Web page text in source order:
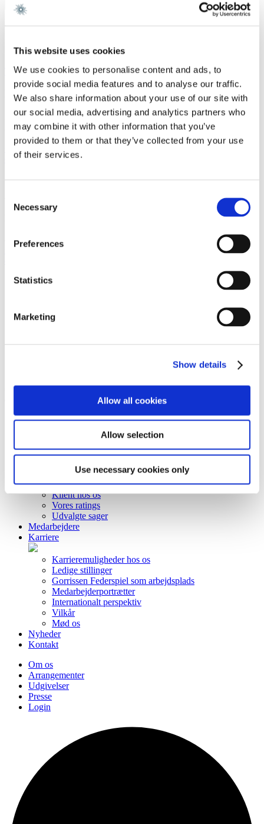
This website uses cookies
We use cookies to personalise content and ads, to
provide social media features and to analyse our traffic.
We also share information about your use of our site with
our social media, advertising and analytics partners who
may combine it with other information that you’ve
provided to them or that they’ve collected from your use
of their services.
Selection
Necessary
Preferences
Statistics
Marketing
Show details
Allow all cookies
Allow selection
Use necessary cookies only
Vi er et førende dansk advokatfirma med
stærke internationale relationer.
Tilmeld dig nyheder og arrangementer
København
Axel Towers
Axeltorv 2
1609 København V
+45 33 41 41 41
contact@gorrissenfederspiel.com
8000 Aarhus C
+45 86 20 75 00
Genveje
Rådgivning
© Copyright Gorrissen Federspiel Advokatpartnerselskab 2026 |
Disclaimer
Forretningsbetingelser
Persondata & Cookies
Vores rådgivning
Klient hos os
Vores ratings
Udvalgte sager
Medarbejdere
Karriere
Karrieremuligheder hos os
Ledige stillinger
Gorrissen Federspiel som arbejdsplads
Medarbejderportrætter
Internationalt perspektiv
Vilkår
Mød os
Nyheder
Kontakt
Om os
Arrangementer
Udgivelser
Presse
Login